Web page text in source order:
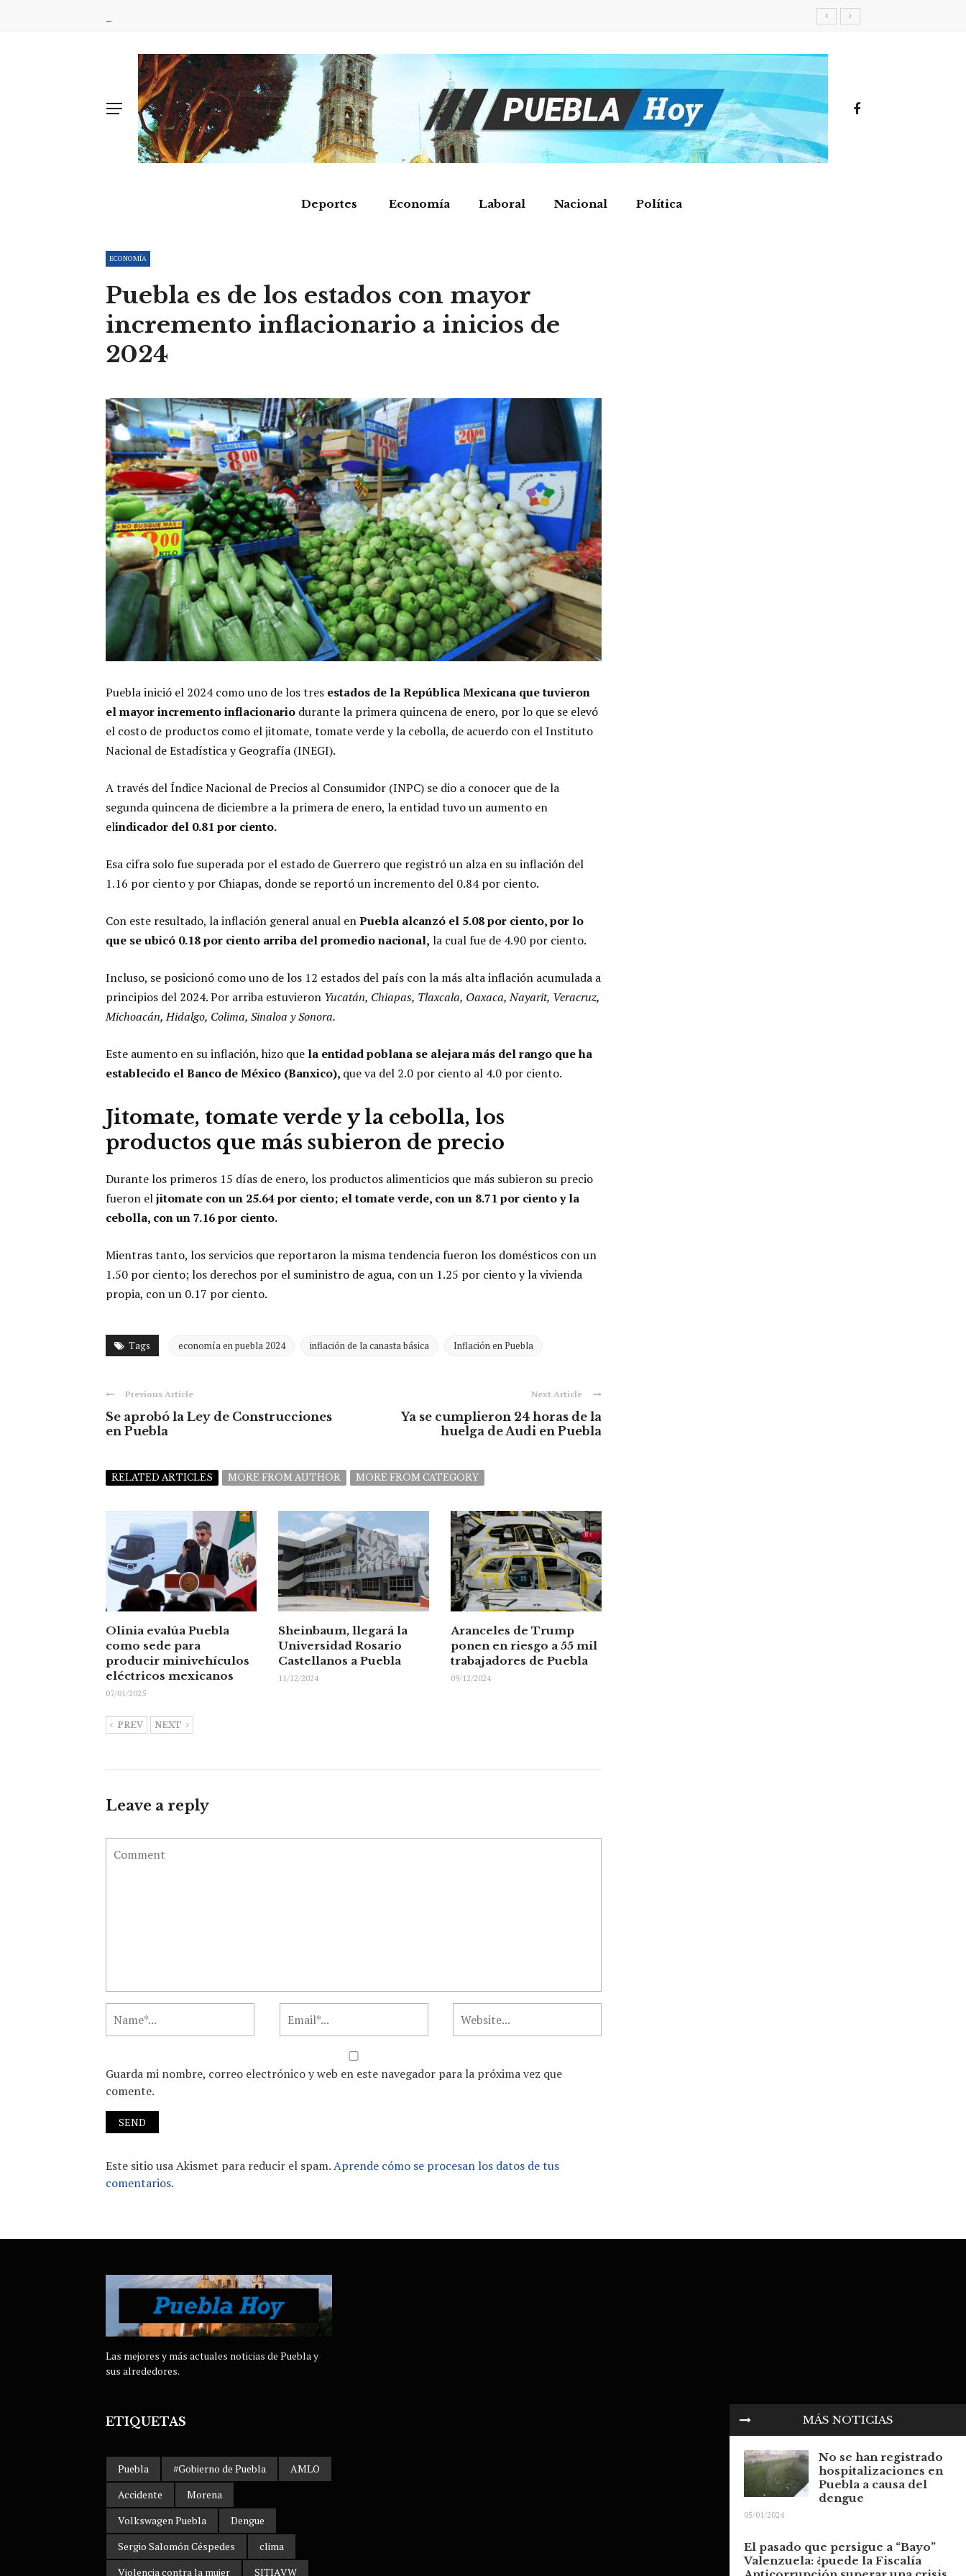
Deportes Economía Laboral Nacional Política
ECONOMÍA
Puebla es de los estados con mayor
incremento inflacionario a inicios de
2024
Puebla inició el 2024 como uno de los tres estados de la República Mexicana que tuvieron
el mayor incremento inflacionario durante la primera quincena de enero, por lo que se elevó
el costo de productos como el jitomate, tomate verde y la cebolla, de acuerdo con el Instituto
Nacional de Estadística y Geografía (INEGI).
A través del Índice Nacional de Precios al Consumidor (INPC) se dio a conocer que de la
segunda quincena de diciembre a la primera de enero, la entidad tuvo un aumento en
elindicador del 0.81 por ciento.
Esa cifra solo fue superada por el estado de Guerrero que registró un alza en su inflación del
1.16 por ciento y por Chiapas, donde se reportó un incremento del 0.84 por ciento.
Con este resultado, la inflación general anual enPuebla alcanzó el 5.08 por ciento, por lo
que se ubicó 0.18 por ciento arriba del promedio nacional, la cual fue de 4.90 por ciento.
Incluso, se posicionó como uno de los 12 estados del país con la más alta inflación acumulada a
principios del 2024. Por arriba estuvieron Yucatán, Chiapas, Tlaxcala, Oaxaca, Nayarit, Veracruz,
Michoacán, Hidalgo, Colima, Sinaloa y Sonora.
Este aumento en su inflación, hizo que la entidad poblana se alejara más del rango que ha
establecido el Banco de México (Banxico), que va del 2.0 por ciento al 4.0 por ciento.
Jitomate, tomate verde y la cebolla, los
productos que más subieron de precio
Durante los primeros 15 días de enero, los productos alimenticios que más subieron su precio
fueron eljitomate con un 25.64 por ciento; el tomate verde, con un 8.71 por ciento y la
cebolla, con un 7.16 por ciento.
Mientras tanto, los servicios que reportaron la misma tendencia fueron los domésticos con un
1.50 por ciento; los derechos por el suministro de agua, con un 1.25 por ciento y la vivienda
propia, con un 0.17 por ciento.
Tags economía en puebla 2024 inflación de la canasta básica Inflación en Puebla
Previous Article
Se aprobó la Ley de Construcciones
en Puebla
Next Article
Ya se cumplieron 24 horas de la
huelga de Audi en Puebla
RELATED ARTICLES MORE FROM AUTHOR MORE FROM CATEGORY
Olinia evalúa Puebla
como sede para
producir minivehículos
eléctricos mexicanos
07/01/2025
Sheinbaum, llegará la
Universidad Rosario
Castellanos a Puebla
11/12/2024
Aranceles de Trump
ponen en riesgo a 55 mil
trabajadores de Puebla
09/12/2024
PREV NEXT
Leave a reply
Guarda mi nombre, correo electrónico y web en este navegador para la próxima vez que
comente.
Este sitio usa Akismet para reducir el spam.Aprende cómo se procesan los datos de tus
comentarios.
MÁS NOTICIAS
No se han registrado
hospitalizaciones en
Puebla a causa del
dengue
05/01/2024
El pasado que persigue a “Bayo”
Valenzuela: ¿puede la Fiscalía
Las mejores y más actuales noticias de Puebla y
sus alrededores.
ETIQUETAS
Puebla #Gobierno de Puebla
AMLO
Accidente
Morena
Volkswagen Puebla
Dengue
Sergio Salomón Céspedes
clima
Violencia contra la mujer
SITIAVW